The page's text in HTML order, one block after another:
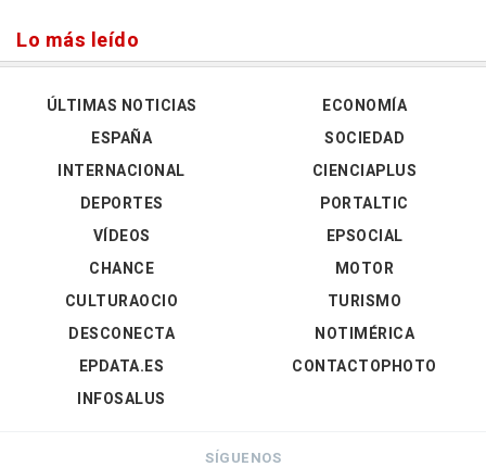
Lo más leído
ÚLTIMAS NOTICIAS
ESPAÑA
INTERNACIONAL
DEPORTES
VÍDEOS
ECONOMÍA
SOCIEDAD
CIENCIAPLUS
PORTALTIC
EPSOCIAL
CHANCE
CULTURAOCIO
DESCONECTA
EPDATA.ES
INFOSALUS
MOTOR
TURISMO
NOTIMÉRICA
CONTACTOPHOTO
SÍGUENOS